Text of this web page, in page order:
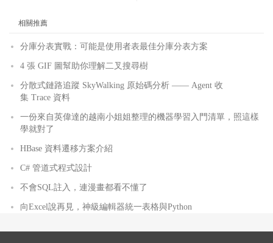
相關推薦
分庫分表實戰：可能是使用者表最佳分庫分表方案
4 張 GIF 圖幫助你理解二叉搜尋樹
分散式鏈路追蹤 SkyWalking 原始碼分析 —— Agent 收
集 Trace 資料
一份來自英偉達的越南小姐姐整理的機器學習入門清單，照這樣
學就對了
HBase 資料遷移方案介紹
C# 管道式程式設計
不會SQL註入，連漫畫都看不懂了
向Excel說再見，神級編輯器統一表格與Python